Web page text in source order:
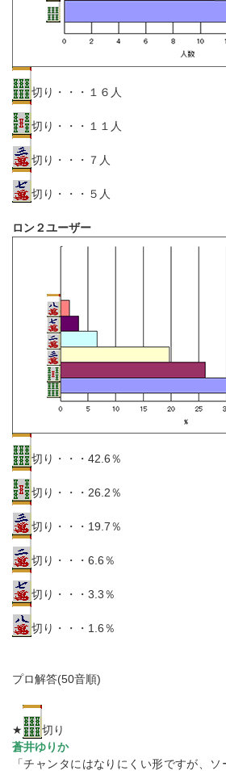
切り・・・１６人
切り・・・１１人
切り・・・７人
切り・・・５人
ロン２ユーザー
切り・・・42.6％
切り・・・26.2％
切り・・・19.7％
切り・・・6.6％
切り・・・3.3％
切り・・・1.6％
プロ解答(50音順)
★
切り
蒼井ゆりか
「チャンタにはなりにくい形ですが、